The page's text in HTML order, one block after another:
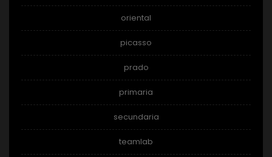
oriental
picasso
prado
primaria
secundaria
teamlab